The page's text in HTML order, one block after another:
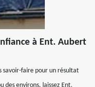
à Ent. Aubert
savoir-faire pour un résultat
des environs, laissez Ent.